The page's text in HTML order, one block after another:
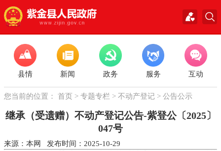
县情 新闻 政务 服务 互动
您当前的位置： 首页 > 专题专栏 > 不动产登记> 公告公示
继承（受遗赠）不动产登记公告-紫登公〔2025〕
047号
来源：本网 发布时间：2025-10-29